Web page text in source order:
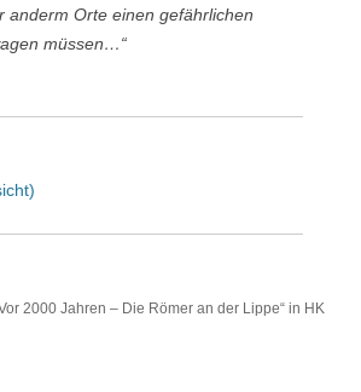
anderm Orte einen gefährlichen
müssen…“
2000 Jahren – Die Römer an der Lippe“ in HK